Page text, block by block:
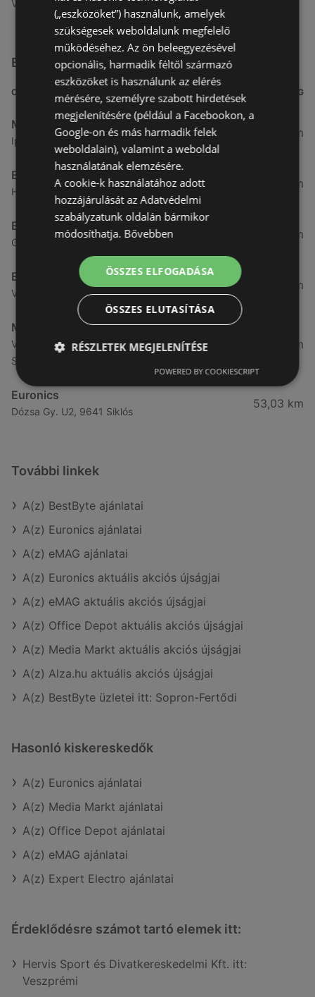
Vasvári Pál út 1/A, 9024 Győr
Egyéb Elektronikai üzletek üzletek a közelben
CÍM TÁVOLSÁG
Media Markt
Ipar körút 30. Sopron, 9400 Sopron
7,18 km
Euronics
Határdomb u 2. ( alphapark ), 9400 Sopron
7,25 km
Euronics
Gesztenye sor 5. 5., 9330, 9330 Kapuvár
39,61 km
Euronics
Varasd u 10., 9700 Szombathely
51,18 km
Media Markt
Varasd u. 1. 9700 Szombathely, 9700
Szombathely
51,55 km
Euronics
Dózsa Gy. U2, 9641 Siklós
53,03 km
További linkek
A(z) BestByte ajánlatai
A(z) Euronics ajánlatai
A(z) eMAG ajánlatai
A(z) Euronics aktuális akciós újságjai
A(z) eMAG aktuális akciós újságjai
A(z) Office Depot aktuális akciós újságjai
A(z) Media Markt aktuális akciós újságjai
A(z) Alza.hu aktuális akciós újságjai
A(z) BestByte üzletei itt: Sopron-Fertődi
Hasonló kiskereskedők
A(z) Euronics ajánlatai
A(z) Media Markt ajánlatai
A(z) Office Depot ajánlatai
A(z) eMAG ajánlatai
A(z) Expert Electro ajánlatai
Érdeklődésre számot tartó elemek itt:
Hervis Sport és Divatkereskedelmi Kft. itt:
Veszprémi
(„eszközöket”) használunk, amelyek
szükségesek weboldalunk megfelelő
működéséhez. Az ön beleegyezésével
opcionális, harmadik féltől származó
eszközöket is használunk az elérés
mérésére, személyre szabott hirdetések
megjelenítésére (például a Facebookon, a
Google-on és más harmadik felek
weboldalain), valamint a weboldal
használatának elemzésére.
A cookie-k használatához adott
hozzájárulását az Adatvédelmi
szabályzatunk oldalán bármikor
módosíthatja. Bővebben
ÖSSZES ELFOGADÁSA
ÖSSZES ELUTASÍTÁSA
RÉSZLETEK MEGJELENÍTÉSE
POWERED BY COOKIESCRIPT